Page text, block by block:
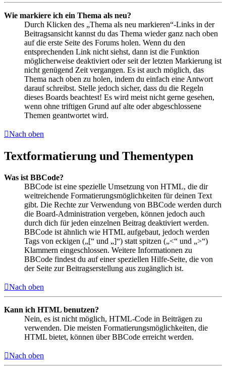
Wie markiere ich ein Thema als neu?
Durch Klicken des „Thema als neu markieren“-Links in der
Beitragsansicht kannst du das Thema wieder ganz nach oben
auf die erste Seite des Forums holen. Wenn du den
entsprechenden Link nicht siehst, dann ist die Funktion
möglicherweise deaktiviert oder seit der letzten Markierung ist
nicht genügend Zeit vergangen. Es ist auch möglich, das
Thema nach oben zu holen, indem du einfach eine Antwort
darauf schreibst. Stelle jedoch sicher, dass du die Regeln
dieses Boards beachtest! Es wird meist nicht gerne gesehen,
wenn ohne triftigen Grund auf alte oder abgeschlossene
Themen geantwortet wird.
Nach oben
Textformatierung und Thementypen
Was ist BBCode?
BBCode ist eine spezielle Umsetzung von HTML, die dir
weitreichende Formatierungsmöglichkeiten für deinen Text
gibt. Die Rechte zur Verwendung von BBCode werden durch
die Board-Administration vergeben, können jedoch auch
durch dich für jeden einzelnen Beitrag deaktiviert werden.
BBCode ist ähnlich wie HTML aufgebaut, jedoch werden
Tags von eckigen („[“ und „]“) statt spitzen („<“ und „>“)
Klammern eingeschlossen. Weitere Informationen zu
BBCode findest du auf einer speziellen Hilfe-Seite, die von
der Seite zur Beitragserstellung aus zugänglich ist.
Nach oben
Kann ich HTML benutzen?
Nein, es ist nicht möglich, HTML-Code in Beiträgen zu
verwenden. Die meisten Formatierungsmöglichkeiten, die
HTML bietet, können über BBCode erreicht werden.
Nach oben